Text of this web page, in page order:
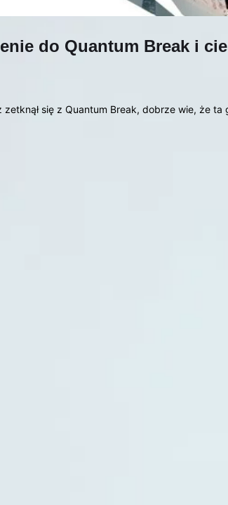
do Quantum Break i
się z Quantum Break, dobrze wie, że